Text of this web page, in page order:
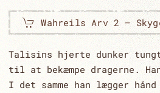
Wahreils Arv 2 –
Talisins hjerte dunker
til at bekæmpe dragerne.
I det samme han lægger